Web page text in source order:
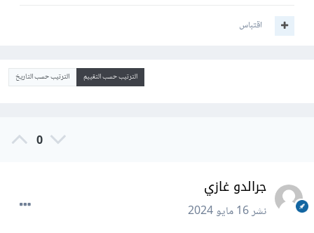
اقتباس
الترتيب حسب التقييم الترتيب حسب التاريخ
0
جرالدو غازي
نشر16 مايو 2024